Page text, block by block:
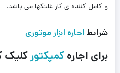
و کامل کننده ی کار غلتکها می باشد.
شرایط اجاره ابزار موتوری
برای اجاره کمپکتور کلیک